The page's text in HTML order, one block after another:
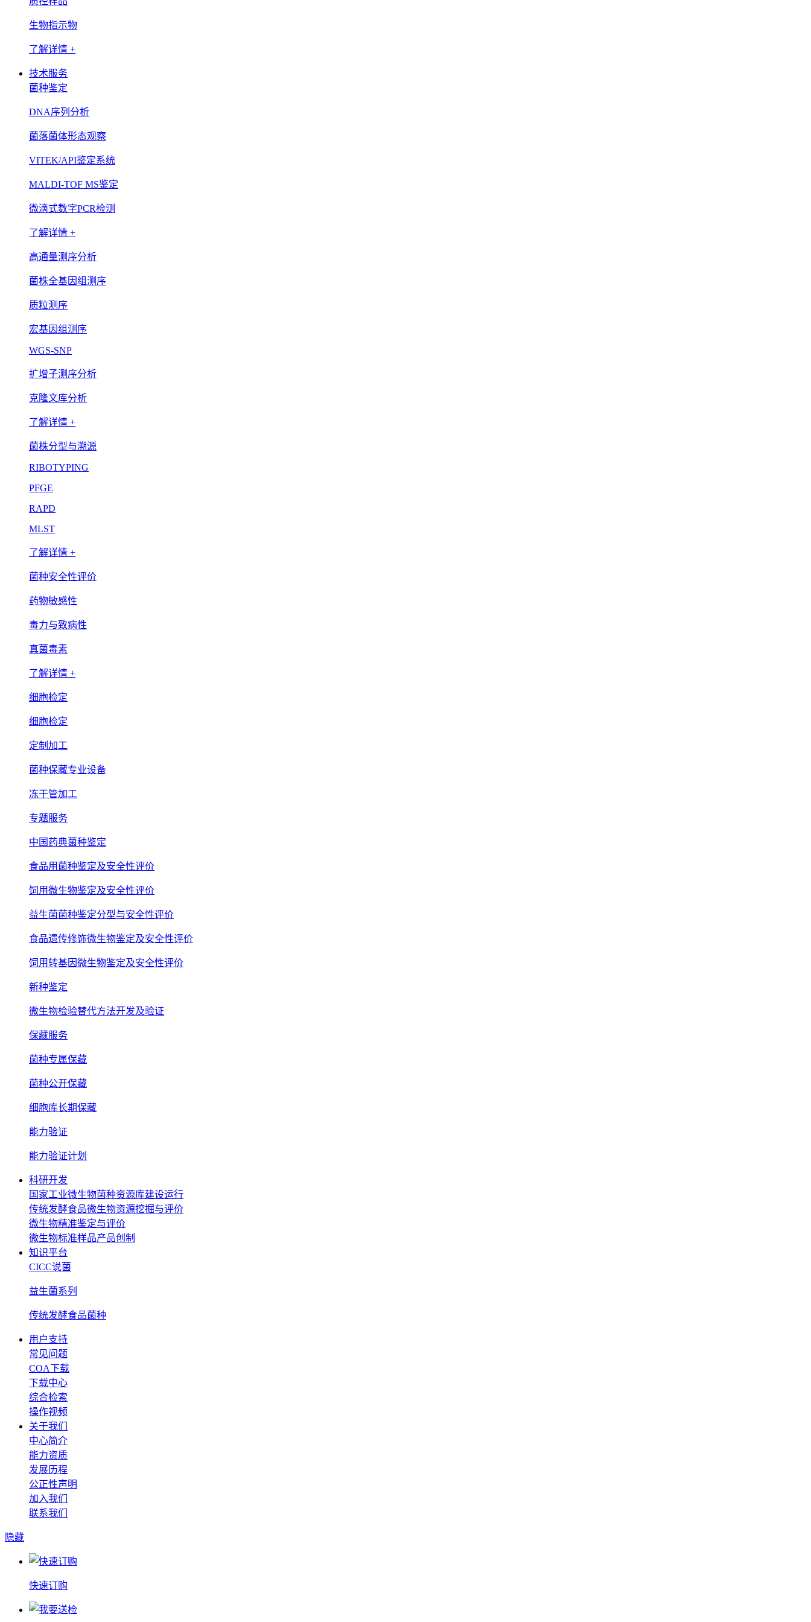
生物指示物
了解详情 +
技术服务
菌种鉴定
DNA序列分析
菌落菌体形态观察
VITEK/API鉴定系统
MALDI-TOF MS鉴定
微滴式数字PCR检测
了解详情 +
高通量测序分析
菌株全基因组测序
质粒测序
宏基因组测序
WGS-SNP
扩增子测序分析
克隆文库分析
了解详情 +
菌株分型与溯源
RIBOTYPING
PFGE
RAPD
MLST
了解详情 +
菌种安全性评价
药物敏感性
毒力与致病性
真菌毒素
了解详情 +
细胞检定
细胞检定
定制加工
菌种保藏专业设备
冻干管加工
专题服务
中国药典菌种鉴定
食品用菌种鉴定及安全性评价
饲用微生物鉴定及安全性评价
益生菌菌种鉴定分型与安全性评价
食品遗传修饰微生物鉴定及安全性评价
饲用转基因微生物鉴定及安全性评价
新种鉴定
微生物检验替代方法开发及验证
保藏服务
菌种专属保藏
菌种公开保藏
细胞库长期保藏
能力验证
能力验证计划
科研开发
国家工业微生物菌种资源库建设运行
传统发酵食品微生物资源挖掘与评价
微生物精准鉴定与评价
微生物标准样品产品创制
知识平台
CICC说菌
益生菌系列
传统发酵食品菌种
用户支持
常见问题
COA下载
下载中心
综合检索
操作视频
关于我们
中心简介
能力资质
发展历程
公正性声明
加入我们
联系我们
隐藏
快速订购